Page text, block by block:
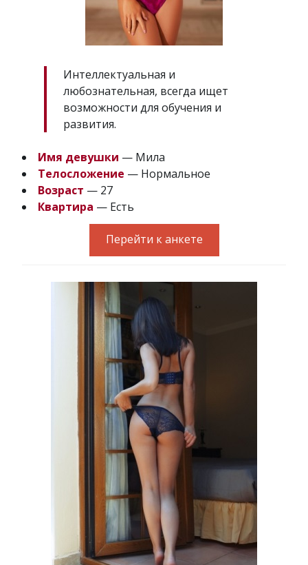
Интеллектуальная и
любознательная, всегда ищет
возможности для обучения и
развития.
Имя девушки — Мила
Телосложение — Нормальное
Возраст — 27
Квартира — Есть
Перейти к анкете